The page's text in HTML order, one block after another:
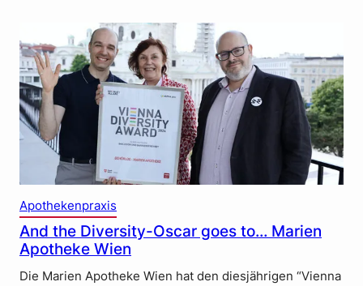
Apothekenpraxis
And the Diversity-Oscar goes to… Marien
Apotheke Wien
Die Marien Apotheke Wien hat den diesjährigen “Vienna